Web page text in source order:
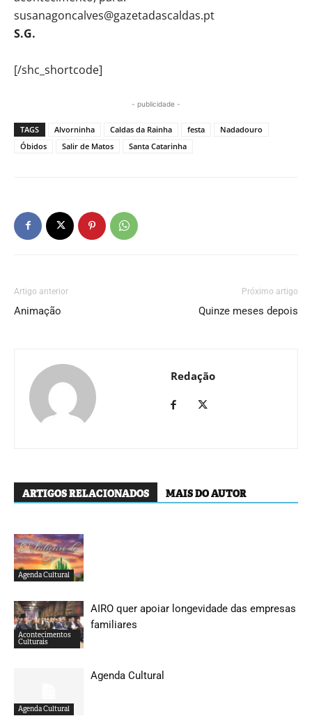
susanagoncalves@gazetadascaldas.pt
S.G.
[/shc_shortcode]
- publicidade -
TAGS Alvorninha Caldas da Rainha festa
Nadadouro
Óbidos
Salir de Matos Santa Catarinha
Artigo anterior
Animação
Próximo artigo
Quinze meses depois
Redação
ARTIGOS RELACIONADOS MAIS DO AUTOR
Agenda Cultural
Acontecimentos
Culturais
AIRO quer apoiar longevidade das empresas
familiares
Agenda Cultural
Agenda Cultural